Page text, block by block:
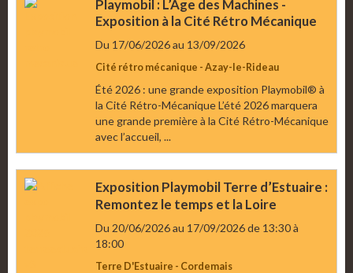
Playmobil : L’Âge des Machines -
Exposition à la Cité Rétro Mécanique
Du 17/06/2026au 13/09/2026
Cité rétro mécanique - Azay-le-Rideau
Été 2026 : une grande exposition Playmobil® à
la Cité Rétro-Mécanique L’été 2026 marquera
une grande première à la Cité Rétro-Mécanique
avec l’accueil, ...
Exposition Playmobil Terre d’Estuaire :
Remontez le temps et la Loire
Du 20/06/2026au 17/09/2026de 13:30à
18:00
Terre D'Estuaire - Cordemais